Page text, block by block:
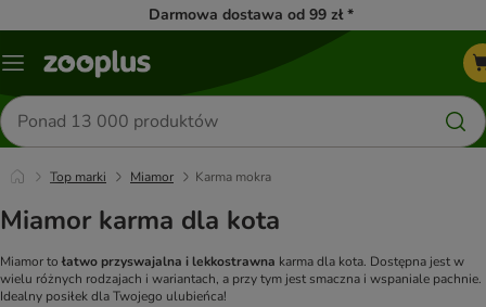
Darmowa dostawa od 99 zł *
Menu
Szukaj
produktów
Top marki Miamor Karma mokra
Miamor karma dla kota
Miamor tołatwo przyswajalna i lekkostrawna karma dla kota. Dostępna jest w
wielu różnych rodzajach i wariantach, a przy tym jest smaczna i wspaniale pachnie.
Idealny posiłek dla Twojego ulubieńca!